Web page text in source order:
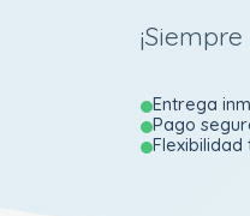
Entrega
Pago